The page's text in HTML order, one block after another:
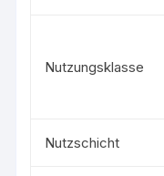
Nutzungsklasse
Nutzschicht